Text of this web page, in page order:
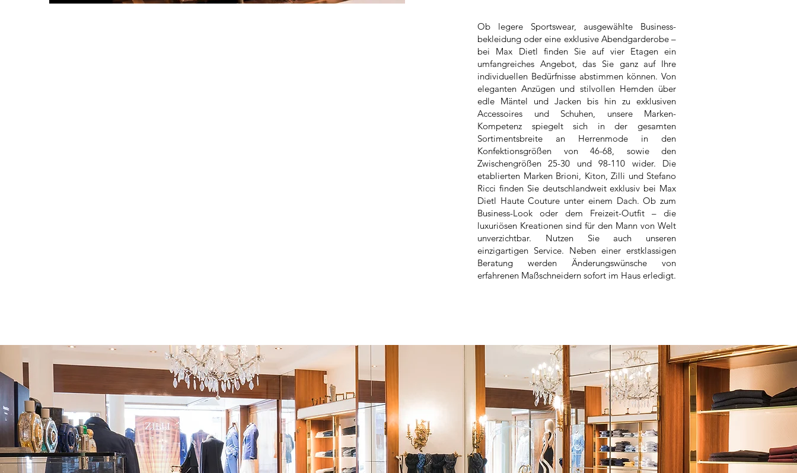
Ob legere Sportswear, ausgewählte Business-
bekleidung oder eine exklusive Abendgarderobe –
bei Max Dietl finden Sie auf vier Etagen ein
umfangreiches Angebot, das Sie ganz auf Ihre
individuellen Bedürfnisse abstimmen können. Von
eleganten Anzügen und stilvollen Hemden über
edle Mäntel und Jacken bis hin zu exklusiven
Accessoires und Schuhen, unsere Marken-
Kompetenz spiegelt sich in der gesamten
Sortimentsbreite an Herrenmode in den
Konfektionsgrößen von 46-68, sowie den
Zwischengrößen 25-30 und 98-110 wider. Die
etablierten Marken Brioni, Kiton, Zilli und Stefano
Ricci finden Sie deutschlandweit exklusiv bei Max
Dietl Haute Couture unter einem Dach. Ob zum
Business-Look oder dem Freizeit-Outfit – die
luxuriösen Kreationen sind für den Mann von Welt
unverzichtbar. Nutzen Sie auch unseren
einzigartigen Service. Neben einer erstklassigen
Beratung werden Änderungswünsche von
erfahrenen Maßschneidern sofort im Haus erledigt.